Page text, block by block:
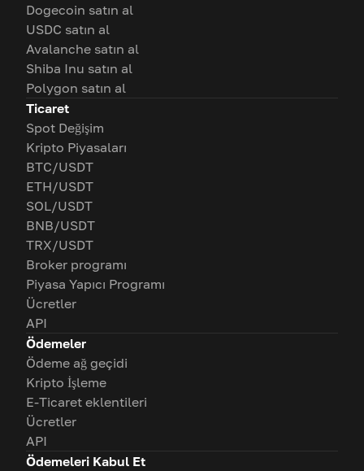
Dogecoin satın al
USDC satın al
Avalanche satın al
Shiba Inu satın al
Polygon satın al
Ticaret
Spot Değişim
Kripto Piyasaları
BTC/USDT
ETH/USDT
SOL/USDT
BNB/USDT
TRX/USDT
Broker programı
Piyasa Yapıcı Programı
Ücretler
API
Ödemeler
Ödeme ağ geçidi
Kripto İşleme
E-Ticaret eklentileri
Ücretler
API
Ödemeleri Kabul Et